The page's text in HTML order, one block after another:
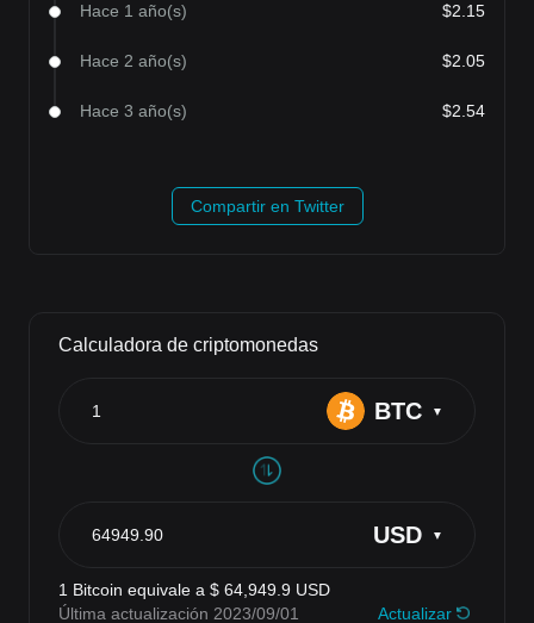
Hace 1 año(s) $2.15
Hace 2 año(s) $2.05
Hace 3 año(s) $2.54
Compartir en Twitter